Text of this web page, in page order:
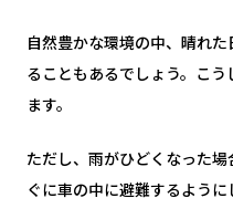
自然豊かな環境の中、晴れ
ることもあるでしょう。こ
ます。
ただし、雨がひどくなった
ぐに車の中に避難するように